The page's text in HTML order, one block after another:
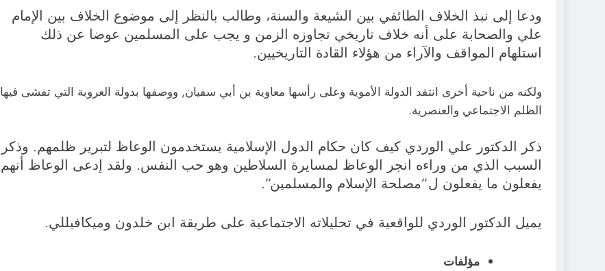
ودعا إلى نبذ الخلاف الطائفي بين الشيعة والسنة، وطالب بالنظر إلى موضوع الخلاف بين الإمام
علي والصحابة على أنه خلاف تاريخي تجاوزه الزمن و يجب على المسلمين عوضا عن ذلك
استلهام المواقف والآراء من هؤلاء القادة التاريخيين.
ولكنه من ناحية أخرى انتقد الدولة الأموية وعلى رأسها معاوية بن أبي سفيان, ووصفها بدولة العروبة التي تفشى فيها
الظلم الاجتماعي والعنصرية.
ذكر الدكتور علي الوردي كيف كان حكام الدول الإسلامية يستخدمون الوعاظ لتبرير ظلمهم. وذكر
السبب الذي من وراءه انجر الوعاظ لمسايرة السلاطين وهو حب النفس. ولقد إدعى الوعاظ أنهم
يفعلون ما يفعلون ل”مصلحة الإسلام والمسلمين”.
يميل الدكتور الوردي للواقعية في تحليلاته الاجتماعية على طريقة ابن خلدون وميكافيللي.
مؤلفات